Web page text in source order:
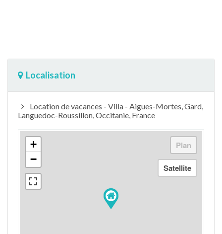
Localisation
Location de vacances - Villa - Aigues-Mortes, Gard,
Languedoc-Roussillon, Occitanie, France
+
−